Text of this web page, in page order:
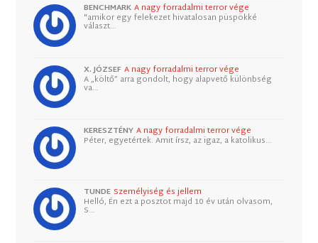
BENCHMARK A nagy forradalmi terror vége
"amikor egy felekezet hivatalosan püspökké
választ…
X. JÓZSEF A nagy forradalmi terror vége
A „költő” arra gondolt, hogy alapvető különbség
va…
KERESZTÉNY A nagy forradalmi terror vége
Péter, egyetértek. Amit írsz, az igaz, a katolikus…
TUNDE Személyiség és jellem
Helló, Én ezt a posztot majd 10 év után olvasom,
S…